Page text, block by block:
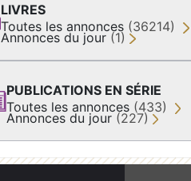
LIVRES
Toutes les annonces (36214)
Annonces du jour (1)
PUBLICATIONS EN SÉRIE
Toutes les annonces (433)
Annonces du jour (227)